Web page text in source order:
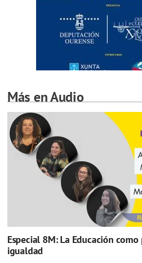
Más en Audio
Especial 8M: La Educación
igualdad